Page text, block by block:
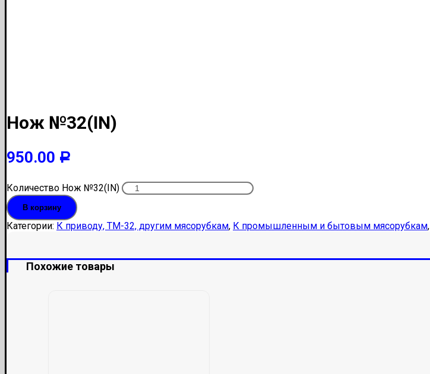
Нож №32(IN)
950.00 Р
Количество Нож №32(IN)
В корзину
Категории: К приводу, ТМ-32, другим мясорубкам, К промышленным и бытовым мясорубкам,
Похожие товары